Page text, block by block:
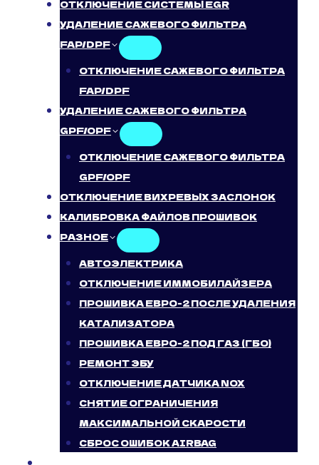
ОТКЛЮЧЕНИЕ СИСТЕМЫ EGR
УДАЛЕНИЕ САЖЕВОГО ФИЛЬТРА
FAP/DPF
ОТКЛЮЧЕНИЕ САЖЕВОГО ФИЛЬТРА
FAP/DPF
УДАЛЕНИЕ САЖЕВОГО ФИЛЬТРА
GPF/OPF
ОТКЛЮЧЕНИЕ САЖЕВОГО ФИЛЬТРА
GPF/OPF
ОТКЛЮЧЕНИЕ ВИХРЕВЫХ ЗАСЛОНОК
КАЛИБРОВКА ФАЙЛОВ ПРОШИВОК
РАЗНОЕ
АВТОЭЛЕКТРИКА
ОТКЛЮЧЕНИЕ ИММОБИЛАЙЗЕРА
ПРОШИВКА ЕВРО-2 ПОСЛЕ УДАЛЕНИЯ
КАТАЛИЗАТОРА
ПРОШИВКА ЕВРО-2 ПОД ГАЗ (ГБО)
РЕМОНТ ЭБУ
ОТКЛЮЧЕНИЕ ДАТЧИКА NOX
СНЯТИЕ ОГРАНИЧЕНИЯ
МАКСИМАЛЬНОЙ СКАРОСТИ
СБРОС ОШИБОК AIRBAG